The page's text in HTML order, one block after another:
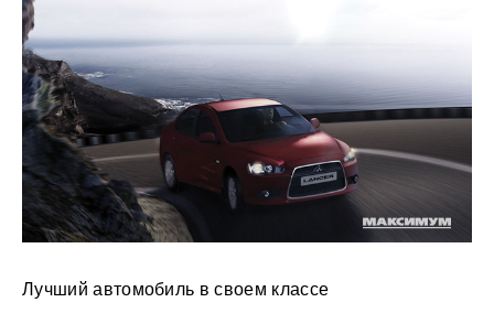
Лучший автомобиль в своем классе